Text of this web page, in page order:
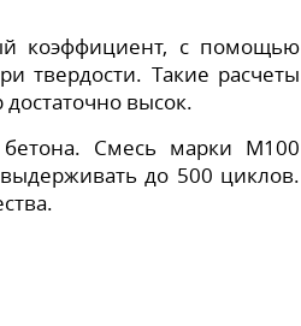
коэффициент, с помощью
твердости. Такие расчеты
высок.
бетона. Смесь марки М100
до 500 циклов.